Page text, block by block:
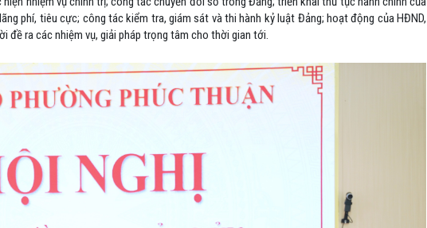
phí, tiêu cực; công tác kiểm tra, giám sát và thi hành kỷ luật Đảng; hoạt động của HĐND,
đề ra các nhiệm vụ, giải pháp trọng tâm cho thời gian tới.